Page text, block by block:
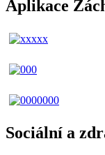
Aplikace
Sociální a